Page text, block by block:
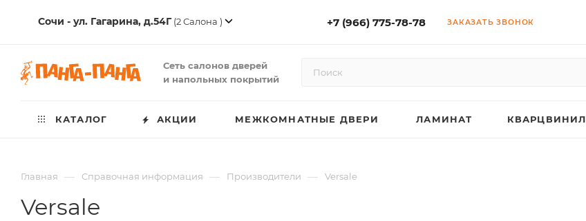
Сочи - ул. Гагарина, д.54Г(2 Салона ) +7 (966) 775-78-78 ЗАКАЗАТЬ ЗВОНОК
Сеть салонов дверей
и напольных покрытий
КАТАЛОГ АКЦИИ МЕЖКОМНАТНЫЕ ДВЕРИ ЛАМИНАТ КВАРЦВИНИЛ
Главная — Справочная информация — Производители — Versale
Versale